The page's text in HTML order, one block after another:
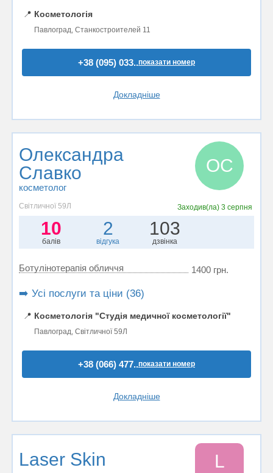
📍 Косметологія
Павлоград, Станкостроителей 11
+38 (095) 033..показати номер
Докладніше
Олександра
Славко
косметолог
ОС
Світличної 59Л Заходив(ла)3 серпня
10
балів
2
відгука
103
дзвінка
Ботулінотерапія обличчя 1400 грн.
➡️ Усі послуги та ціни (36)
📍 Косметологія "Студія медичної косметології"
Павлоград, Світличної 59Л
+38 (066) 477..показати номер
Докладніше
Laser Skin L